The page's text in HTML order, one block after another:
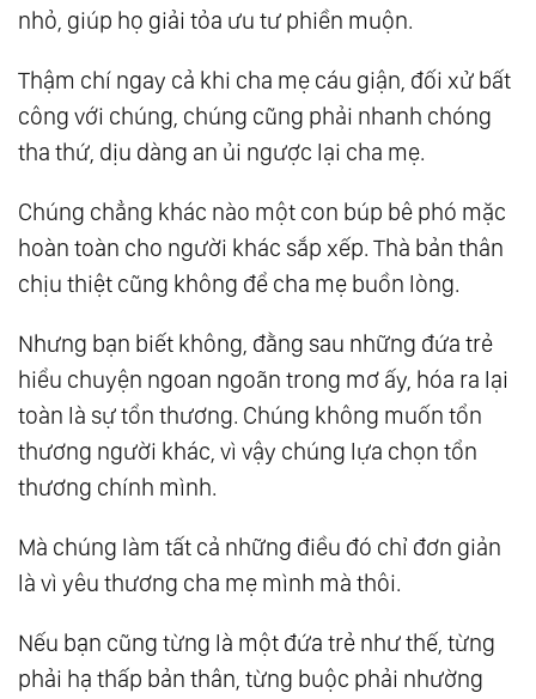
nhỏ, giúp họ giải tỏa ưu tư phiền muộn.
Thậm chí ngay cả khi cha mẹ cáu giận, đối xử bất
công với chúng, chúng cũng phải nhanh chóng
tha thứ, dịu dàng an ủi ngược lại cha mẹ.
Chúng chẳng khác nào một con búp bê phó mặc
hoàn toàn cho người khác sắp xếp. Thà bản thân
chịu thiệt cũng không để cha mẹ buồn lòng.
Nhưng bạn biết không, đằng sau những đứa trẻ
hiểu chuyện ngoan ngoãn trong mơ ấy, hóa ra lại
toàn là sự tổn thương. Chúng không muốn tổn
thương người khác, vì vậy chúng lựa chọn tổn
thương chính mình.
Mà chúng làm tất cả những điều đó chỉ đơn giản
là vì yêu thương cha mẹ mình mà thôi.
Nếu bạn cũng từng là một đứa trẻ như thế, từng
phải hạ thấp bản thân, từng buộc phải nhường